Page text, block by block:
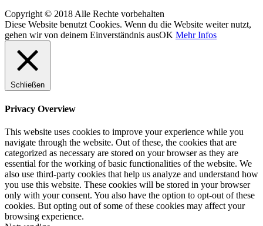
Copyright © 2018 Alle Rechte vorbehalten
Diese Website benutzt Cookies. Wenn du die Website weiter nutzt,
gehen wir von deinem Einverständnis ausOK Mehr Infos
Schließen
Privacy Overview
This website uses cookies to improve your experience while you
navigate through the website. Out of these, the cookies that are
categorized as necessary are stored on your browser as they are
essential for the working of basic functionalities of the website. We
also use third-party cookies that help us analyze and understand how
you use this website. These cookies will be stored in your browser
only with your consent. You also have the option to opt-out of these
cookies. But opting out of some of these cookies may affect your
browsing experience.